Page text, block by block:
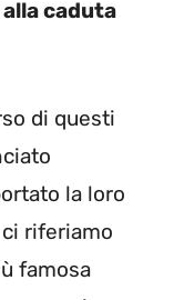
caduta
di questi
la loro
riferiamo
famosa